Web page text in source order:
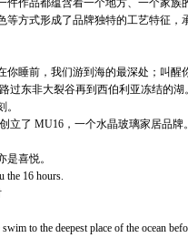
件作品都蕴含着一个地方、一个家
等方式形成了品牌独特的工艺特征，
你睡前，我们游到海的最深处；叫
过东非大裂谷再到西伯利亚冻结的
立了 MU16，一个水晶玻璃家居品
是喜悦。
the 16 hours.
swim to the deepest place of the ocean